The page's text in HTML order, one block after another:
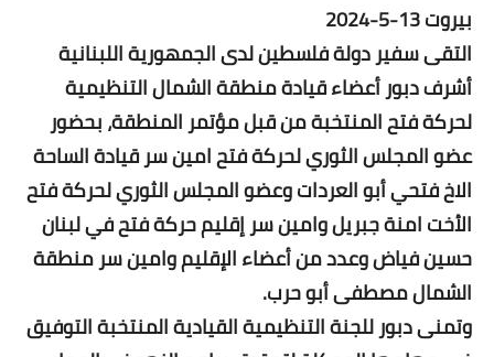
بيروت 13-5-2024
التقى سفير دولة فلسطين لدى الجمهورية اللبنانية
أشرف دبور أعضاء قيادة منطقة الشمال التنظيمية
لحركة فتح المنتخبة من قبل مؤتمر المنطقة، بحضور
عضو المجلس الثوري لحركة فتح امين سر قيادة الساحة
الاخ فتحي أبو العردات وعضو المجلس الثوري لحركة فتح
الأخت امنة جبريل وامين سر إقليم حركة فتح في لبنان
حسين فياض وعدد من أعضاء الإقليم وامين سر منطقة
الشمال مصطفى أبو حرب.
وتمنى دبور للجنة التنظيمية القيادية المنتخبة التوفيق